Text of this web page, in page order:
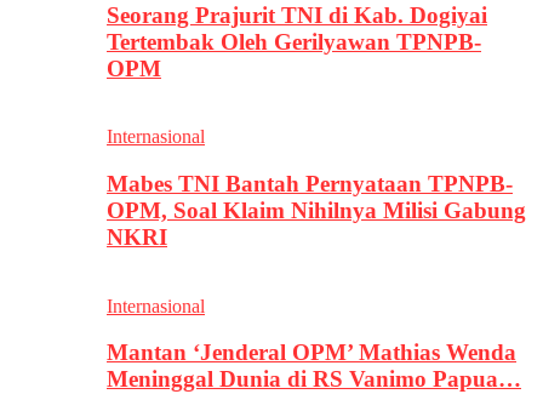
Seorang Prajurit TNI di Kab. Dogiyai
Tertembak Oleh Gerilyawan TPNPB-
OPM
Internasional
Mabes TNI Bantah Pernyataan TPNPB-
OPM, Soal Klaim Nihilnya Milisi Gabung
NKRI
Internasional
Mantan ‘Jenderal OPM’ Mathias Wenda
Meninggal Dunia di RS Vanimo Papua…